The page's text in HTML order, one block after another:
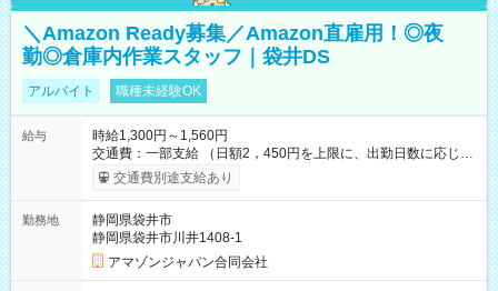
＼Amazon Ready募集／Amazon直雇用！◎夜
勤◎倉庫内作業スタッフ｜袋井DS
アルバイト 職種未経験OK
給与
時給1,300円～1,560円
交通費：一部支給 （日額2，450円を上限に、出勤日数に応じて
実費支給） ※22:00～翌5:00までは時給25%UP！ ■給与前払い
制度あり ※前払い額の上限あり、手数料無料（Amazon負担）
交通費別途支給あり
勤務地
静岡県袋井市
静岡県袋井市川井1408-1
アマゾンジャパン合同会社